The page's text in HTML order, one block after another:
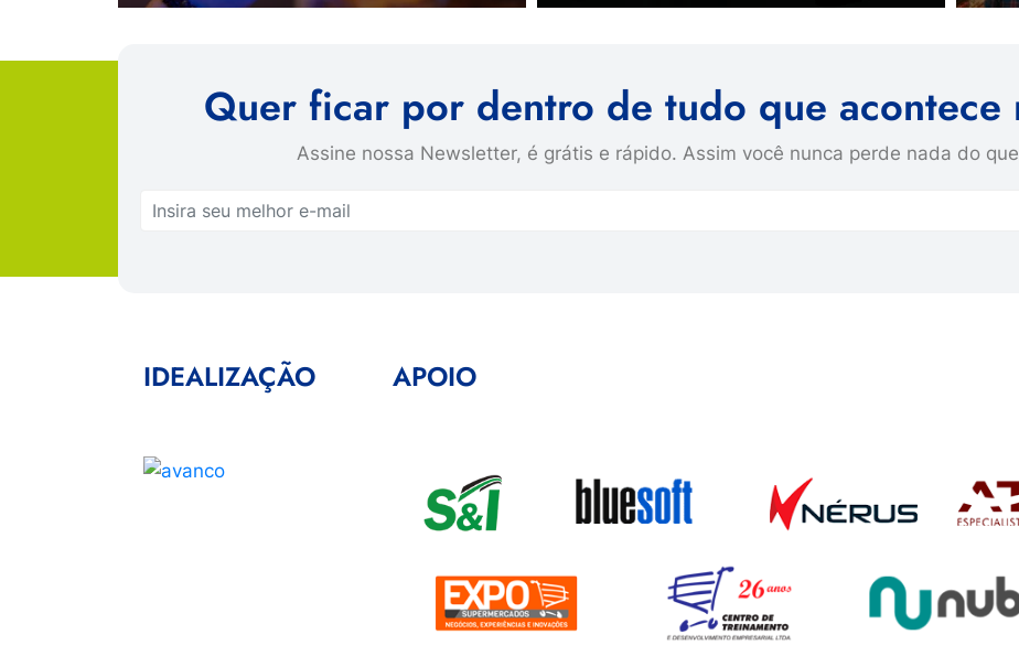
Quer ficar por dentro de tudo que acontece
Assine nossa Newsletter, é grátis e rápido. Assim você nunca perde nada do
IDEALIZAÇÃO APOIO